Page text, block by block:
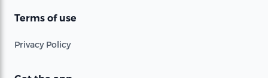
Terms of use
Privacy Policy